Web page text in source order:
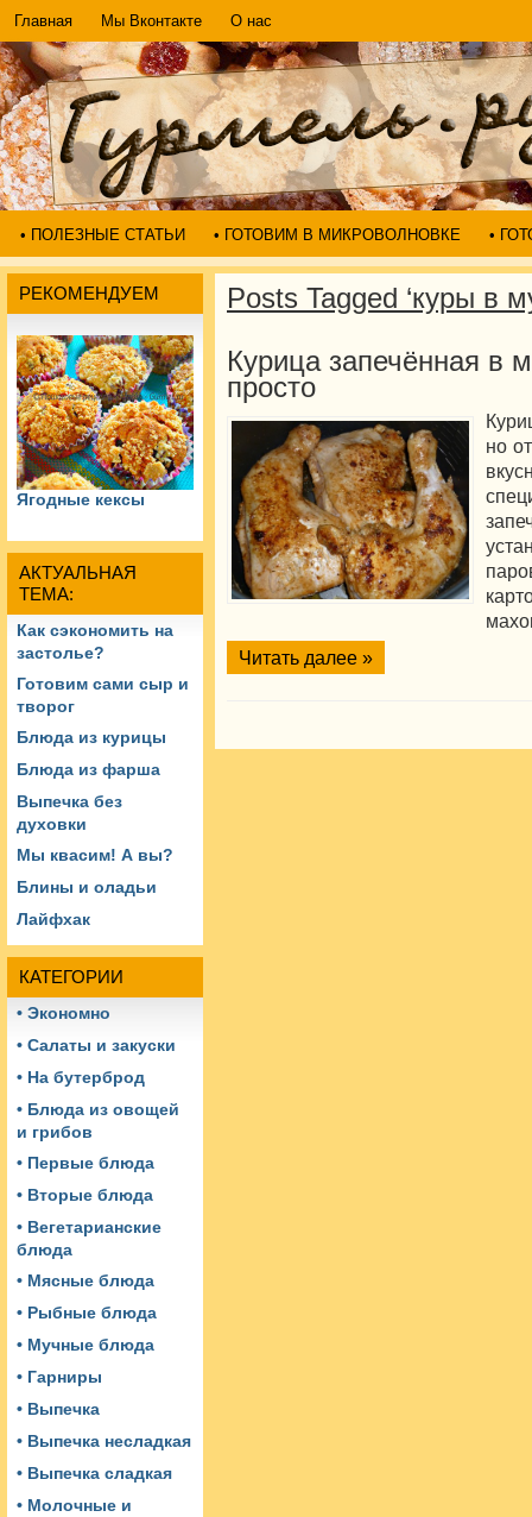
Главная Мы Вконтакте О нас
• ПОЛЕЗНЫЕ СТАТЬИ • ГОТОВИМ В МИКРОВОЛНОВКЕ •
РЕКОМЕНДУЕМ
Ягодные кексы
АКТУАЛЬНАЯ
ТЕМА:
Как сэкономить на
застолье?
Готовим сами сыр и
творог
Блюда из курицы
Блюда из фарша
Выпечка без
духовки
Мы квасим! А вы?
Блины и оладьи
Лайфхак
КАТЕГОРИИ
• Экономно
• Салаты и закуски
• На бутерброд
• Блюда из овощей
и грибов
• Первые блюда
• Вторые блюда
• Вегетарианские
блюда
• Мясные блюда
• Рыбные блюда
• Мучные блюда
• Гарниры
• Выпечка
• Выпечка несладкая
• Выпечка сладкая
• Молочные и
Posts Tagged ‘куры в
Курица запечённая в
просто
но
Читать далее »